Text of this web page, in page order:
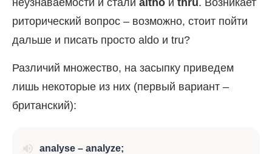
риторический вопрос – возможно, стоит пойти
дальше и писать просто aldo и tru?
Различий множество, на засыпку приведем
лишь некоторые из них (первый вариант –
британский):
analyse – analyze;